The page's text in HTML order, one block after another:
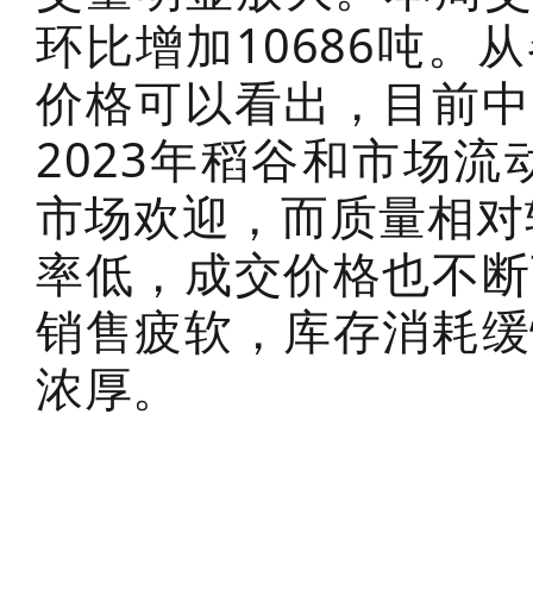
环比增加10686吨。
价格可以看出，目前
2023年稻谷和市场流
市场欢迎，而质量相
率低，成交价格也不
销售疲软，库存消耗
浓厚。